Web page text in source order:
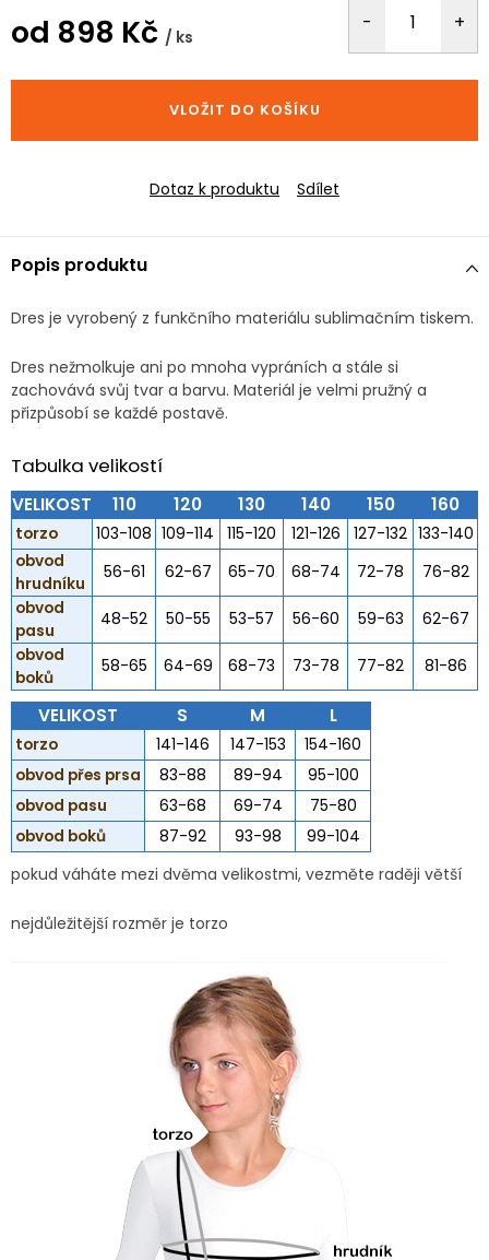
od 898 Kč / ks
cena:
VLOŽIT DO KOŠÍKU
Dotaz k produktu Sdílet
Popis produktu
Dres je vyrobený z funkčního materiálu sublimačním tiskem.
Dres nežmolkuje ani po mnoha vypráních a stále si
zachovává svůj tvar a barvu. Materiál je velmi pružný a
přizpůsobí se každé postavě.
Tabulka velikostí
VELIKOST 110 120 130 140 150 160
torzo 103-108 109-114 115-120 121-126 127-132 133-140
obvod
hrudníku
56-61 62-67 65-70 68-74 72-78
76-82
obvod
pasu
48-52 50-55 53-57 56-60 59-63
62-67
obvod
boků
58-65 64-69 68-73 73-78 77-82 81-86
VELIKOST S M L
torzo 141-146 147-153
154-160
obvod přes prsa
83-88 89-94
95-100
obvod pasu
63-68 69-74
75-80
obvod boků
87-92 93-98
99-104
pokud váháte mezi dvěma velikostmi, vezměte raději větší
nejdůležitější rozměr je torzo